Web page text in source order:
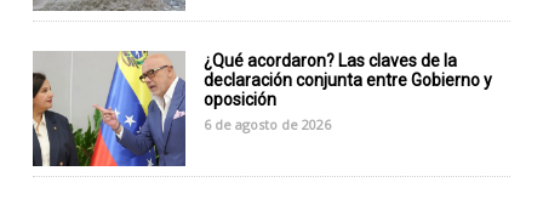
¿Qué acordaron? Las claves de la
declaración conjunta entre Gobierno y
oposición
6 de agosto de 2026